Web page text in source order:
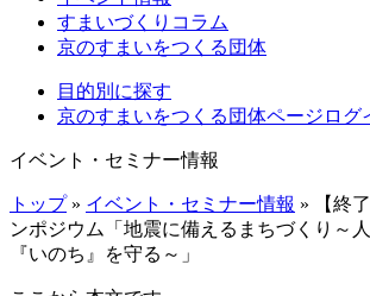
すまいづくりコラム
京のすまいをつくる団体
目的別に探す
京のすまいをつくる団体ページログ
イベント・セミナー情報
トップ» イベント・セミナー情報 » 【終
ンポジウム「地震に備えるまちづくり～
『いのち』を守る～」